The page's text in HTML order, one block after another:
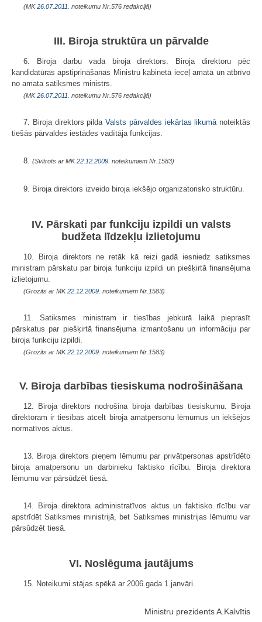
(MK26.07.2011. noteikumu Nr.576 redakcijā)
III. Biroja struktūra un pārvalde
6. Biroja darbu vada biroja direktors. Biroja direktoru pēc
kandidatūras apstiprināšanas Ministru kabinetā ieceļ amatā un atbrīvo
no amata satiksmes ministrs.
(MK26.07.2011. noteikumu Nr.576 redakcijā)
7. Biroja direktors pilda Valsts pārvaldes iekārtas likumā noteiktās
tiešās pārvaldes iestādes vadītāja funkcijas.
8. (Svītrots ar MK22.12.2009. noteikumiem Nr.1583)
9. Biroja direktors izveido biroja iekšējo organizatorisko struktūru.
IV. Pārskati par funkciju izpildi un valsts
budžeta līdzekļu izlietojumu
10. Biroja direktors ne retāk kā reizi gadā iesniedz satiksmes
ministram pārskatu par biroja funkciju izpildi un piešķirtā finansējuma
izlietojumu.
(Grozīts ar MK22.12.2009. noteikumiem Nr.1583)
11. Satiksmes ministram ir tiesības jebkurā laikā pieprasīt
pārskatus par piešķirtā finansējuma izmantošanu un informāciju par
biroja funkciju izpildi.
(Grozīts ar MK22.12.2009. noteikumiem Nr.1583)
V. Biroja darbības tiesiskuma nodrošināšana
12. Biroja direktors nodrošina biroja darbības tiesiskumu. Biroja
direktoram ir tiesības atcelt biroja amatpersonu lēmumus un iekšējos
normatīvos aktus.
13. Biroja direktors pieņem lēmumu par privātpersonas apstrīdēto
biroja amatpersonu un darbinieku faktisko rīcību. Biroja direktora
lēmumu var pārsūdzēt tiesā.
14. Biroja direktora administratīvos aktus un faktisko rīcību var
apstrīdēt Satiksmes ministrijā, bet Satiksmes ministrijas lēmumu var
pārsūdzēt tiesā.
VI. Noslēguma jautājums
15. Noteikumi stājas spēkā ar 2006.gada 1.janvāri.
Ministru prezidents A.Kalvītis